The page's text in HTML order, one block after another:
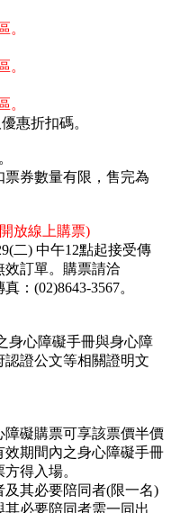
。
。
。
惠折扣碼。
券數量有限，售完為
放線上購票)
二) 中午12點起接受傳
效訂單。購票請洽
：(02)8643-3567。
身心障礙手冊與身心障
證公文等相關證明文
礙購票可享該票價半價
期間內之身心障礙手冊
得入場。
其必要陪同者(限一名)
必要陪同者需一同出